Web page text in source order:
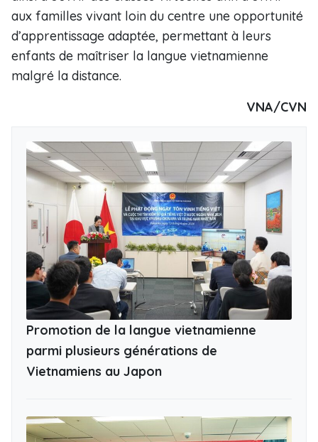
aux familles vivant loin du centre une opportunité
d’apprentissage adaptée, permettant à leurs
enfants de maîtriser la langue vietnamienne
malgré la distance.
VNA/CVN
Promotion de la langue vietnamienne
parmi plusieurs générations de
Vietnamiens au Japon